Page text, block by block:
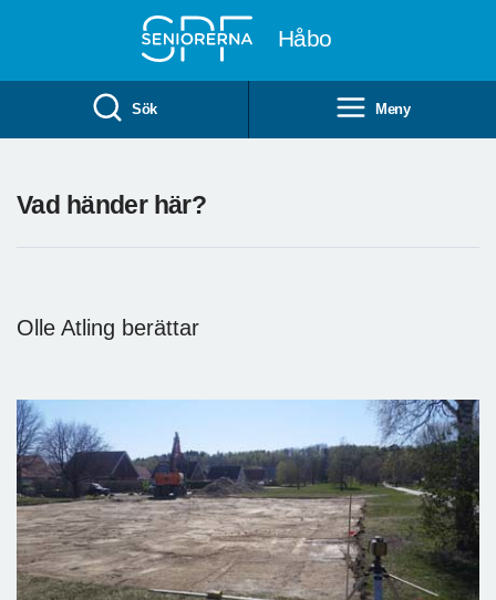
Håbo
Sök Meny
Vad händer här?
Olle Atling berättar